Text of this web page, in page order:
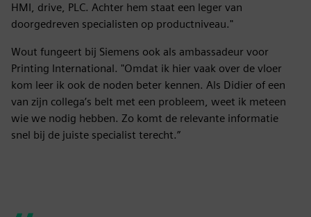
HMI, drive, PLC. Achter hem staat een leger van
doorgedreven specialisten op productniveau."
Wout fungeert bij Siemens ook als ambassadeur voor
Printing International. "Omdat ik hier vaak over de vloer
kom leer ik ook de noden beter kennen. Als Didier of een
van zijn collega’s belt met een probleem, weet ik meteen
wie we nodig hebben. Zo komt de relevante informatie
snel bij de juiste specialist terecht.”